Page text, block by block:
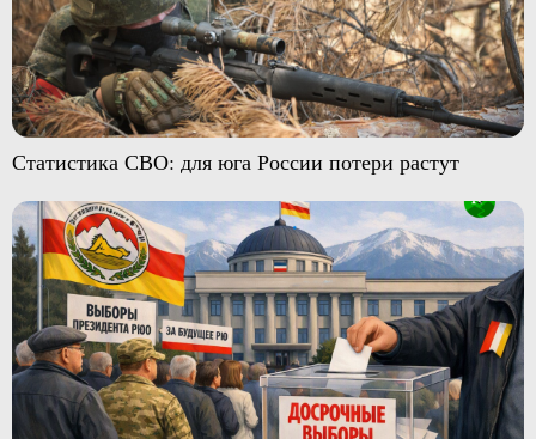
Статистика СВО: для юга России потери растут